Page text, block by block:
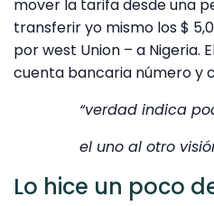
mover la tarifa desde una
transferir yo mismo los $
por west Union – a Nigeria.
cuenta bancaria número y
“verdad indica
el uno al otro
Lo hice un poco